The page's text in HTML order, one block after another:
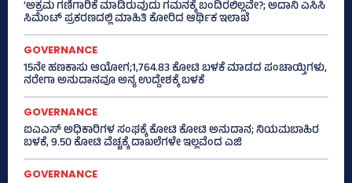
‘ಅಕ್ರಮ ಗಣಿಗಾರಿಕೆ ಮಾಡಿರುವುದು ಗಮನಕ್ಕೆ ಬಂದಿರಲಿಲ್ಲವೇ?; ಅದಾನಿ ಎಸಿಸಿ
ಸಿಮೆಂಟ್ ಪ್ರಕರಣದಲ್ಲಿ ಮಾಹಿತಿ ಕೋರಿದ ಆರ್ಥಿಕ ಇಲಾಖೆ
GOVERNANCE
15ನೇ ಹಣಕಾಸು ಆಯೋಗ;1,764.83 ಕೋಟಿ ಬಳಕೆ ಮಾಡದ ಪಂಚಾಯ್ತಿಗಳು,
ನರೇಗಾ ಅನುದಾನವೂ ಅನ್ಯ ಉದ್ದೇಶಕ್ಕೆ ಬಳಕೆ
GOVERNANCE
ಐಎಎಸ್‌ ಅಧಿಕಾರಿಗಳ ಸಂಘಕ್ಕೆ ಕೋಟಿ ಕೋಟಿ ಅನುದಾನ; ನಿಯಮಬಾಹಿರ
ಬಳಕೆ, 9.50 ಕೋಟಿ ವೆಚ್ಚಕ್ಕೆ ದಾಖಲೆಗಳೇ ಇಲ್ಲವೆಂದ ಎಜಿ
GOVERNANCE